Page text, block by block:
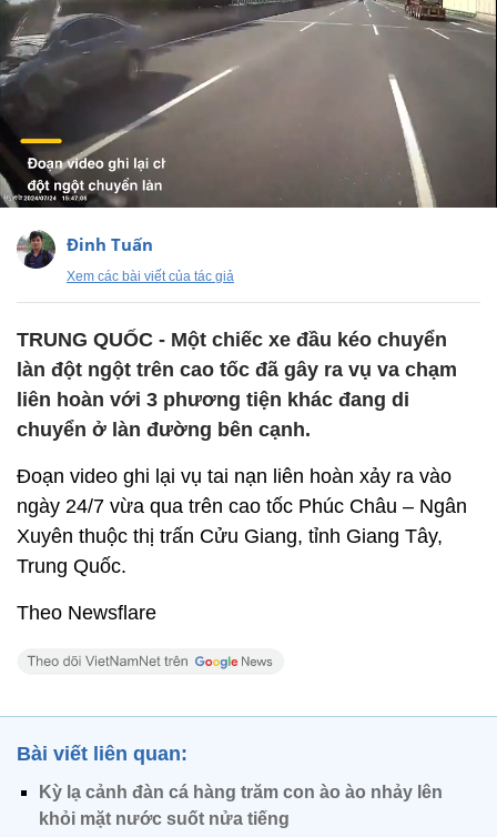
Đinh Tuấn
Xem các bài viết của tác giả
TRUNG QUỐC - Một chiếc xe đầu kéo chuyển
làn đột ngột trên cao tốc đã gây ra vụ va chạm
liên hoàn với 3 phương tiện khác đang di
chuyển ở làn đường bên cạnh.
Đoạn video ghi lại vụ tai nạn liên hoàn xảy ra vào
ngày 24/7 vừa qua trên cao tốc Phúc Châu – Ngân
Xuyên thuộc thị trấn Cửu Giang, tỉnh Giang Tây,
Trung Quốc.
Theo Newsflare
Bài viết liên quan:
Kỳ lạ cảnh đàn cá hàng trăm con ào ào nhảy lên
khỏi mặt nước suốt nửa tiếng